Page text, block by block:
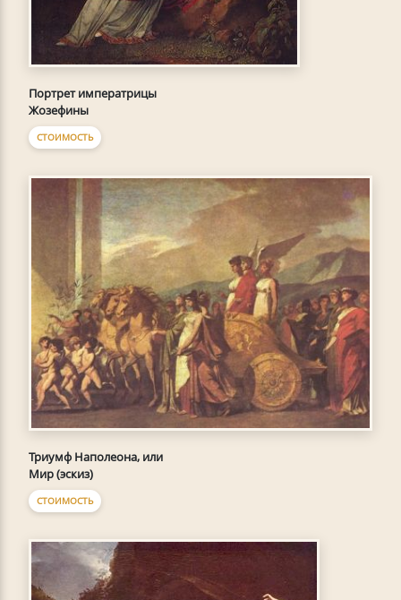
Портрет императрицы
Жозефины
СТОИМОСТЬ
Триумф Наполеона, или
Мир (эскиз)
СТОИМОСТЬ